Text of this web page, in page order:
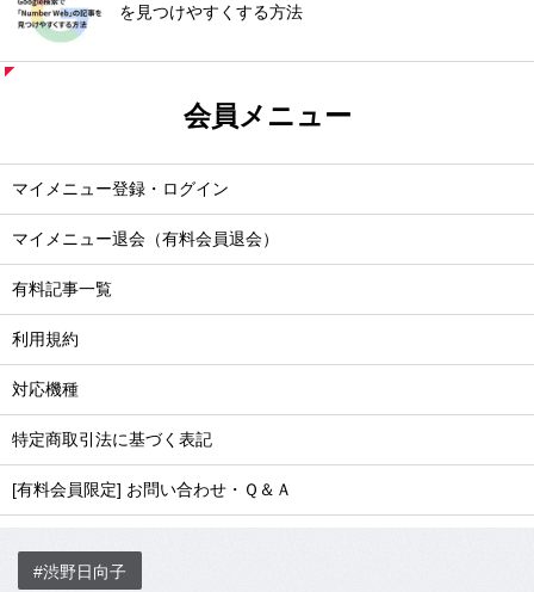
を見つけやすくする方法
会員メニュー
マイメニュー登録・ログイン
マイメニュー退会（有料会員退会）
有料記事一覧
利用規約
対応機種
特定商取引法に基づく表記
[有料会員限定] お問い合わせ・Ｑ＆Ａ
#渋野日向子